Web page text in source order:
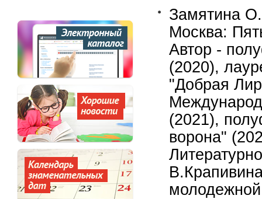
Замятина
Москва:
Автор -
(2020),
"Добрая
(2021),
ворона"